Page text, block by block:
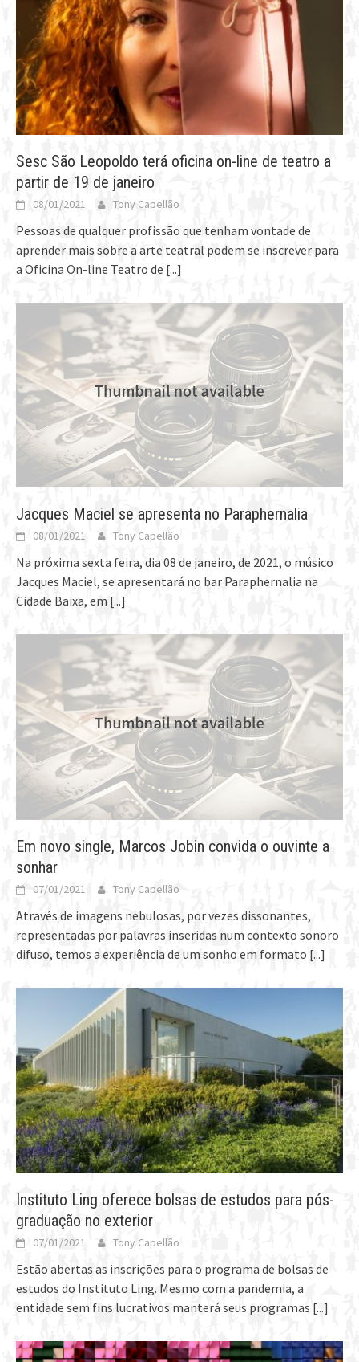
Sesc São Leopoldo terá oficina on-line de teatro a
partir de 19 de janeiro
08/01/2021 Tony Capellão
Pessoas de qualquer profissão que tenham vontade de
aprender mais sobre a arte teatral podem se inscrever para
a Oficina On-line Teatro de [...]
Jacques Maciel se apresenta no Paraphernalia
08/01/2021 Tony Capellão
Na próxima sexta feira, dia 08 de janeiro, de 2021, o músico
Jacques Maciel, se apresentará no bar Paraphernalia na
Cidade Baixa, em [...]
Em novo single, Marcos Jobin convida o ouvinte a
sonhar
07/01/2021 Tony Capellão
Através de imagens nebulosas, por vezes dissonantes,
representadas por palavras inseridas num contexto sonoro
difuso, temos a experiência de um sonho em formato [...]
Instituto Ling oferece bolsas de estudos para pós-
graduação no exterior
07/01/2021 Tony Capellão
Estão abertas as inscrições para o programa de bolsas de
estudos do Instituto Ling. Mesmo com a pandemia, a
entidade sem fins lucrativos manterá seus programas [...]